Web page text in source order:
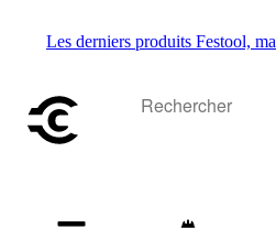
Les derniers produits Festool,